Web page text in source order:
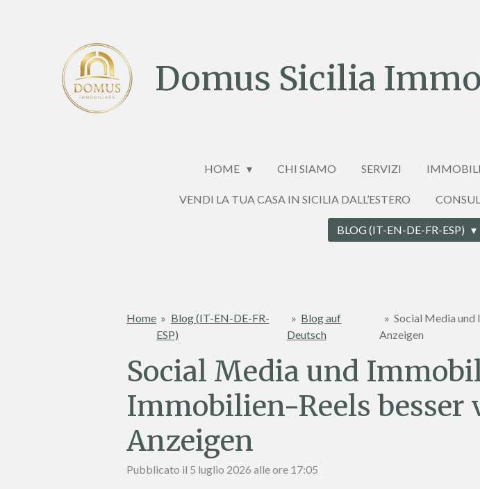
Domus Sicilia
HOME CHI SIAMO SERVIZI
VENDI LA TUA CASA IN SICILIA DALL’ESTERO
BLOG (IT-EN-DE-FR-ESP)
Home » Blog (IT-EN-DE-FR-
ESP)
» Blog auf
Deutsch
» Social Media und
Anzeigen
Social Media und
Immobilien-Reels besser
Anzeigen
Pubblicato il 5 luglio 2026 alle ore 17:05